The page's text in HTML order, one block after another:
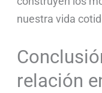
nuestra vida
relación